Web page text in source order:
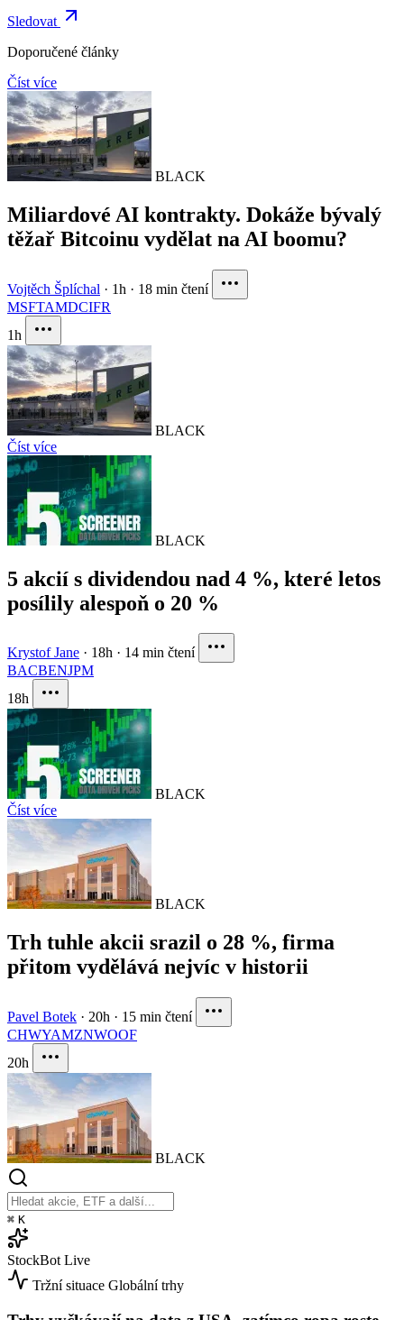
Sledovat
Doporučené články
Číst více
BLACK
Miliardové AI kontrakty. Dokáže bývalý
těžař Bitcoinu vydělat na AI boomu?
Vojtěch Šplíchal · 1h · 18 min čtení
MSFTAMDCIFR
1h
BLACK
Číst více
BLACK
5 akcií s dividendou nad 4 %, které letos
posílily alespoň o 20 %
Krystof Jane · 18h · 14 min čtení
BACBENJPM
18h
BLACK
Číst více
BLACK
Trh tuhle akcii srazil o 28 %, firma
přitom vydělává nejvíc v historii
Pavel Botek · 20h · 15 min čtení
CHWYAMZNWOOF
20h
BLACK
⌘ K
StockBot Live
Tržní situace Globální trhy